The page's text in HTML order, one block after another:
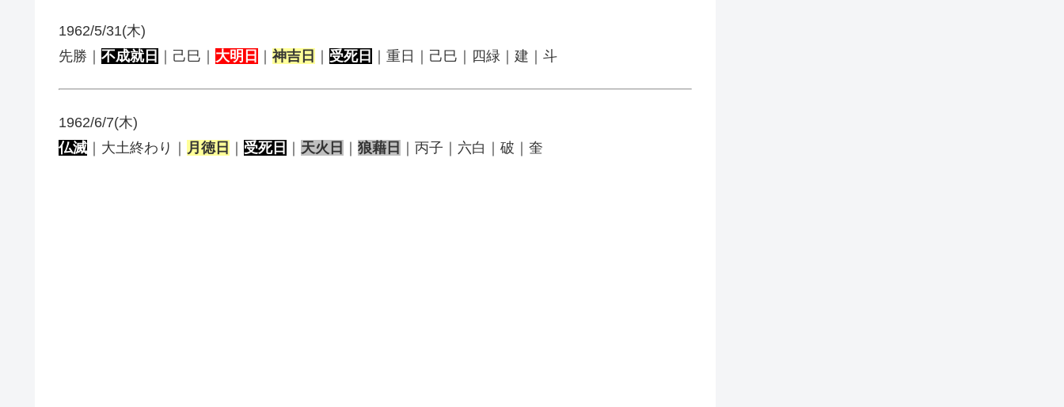
1962/5/31(木)
先勝｜ 不成就日 ｜己巳｜ 大明日 ｜ 神吉日 ｜ 受死日 ｜重日｜己巳｜四緑｜建｜斗
1962/6/7(木)
仏滅 ｜大土終わり｜ 月徳日 ｜ 受死日 ｜ 天火日 ｜ 狼藉日 ｜丙子｜六白｜破｜奎